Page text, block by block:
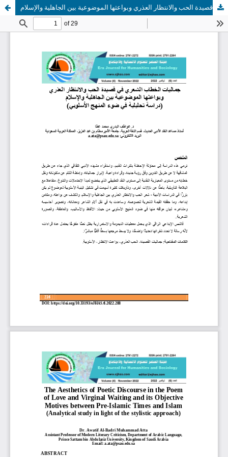
جماليات الخطاب الشعري في قصيدة الحب والانتظار العذري وبواعثها الموضوعية بين الجاهلية والإسلام